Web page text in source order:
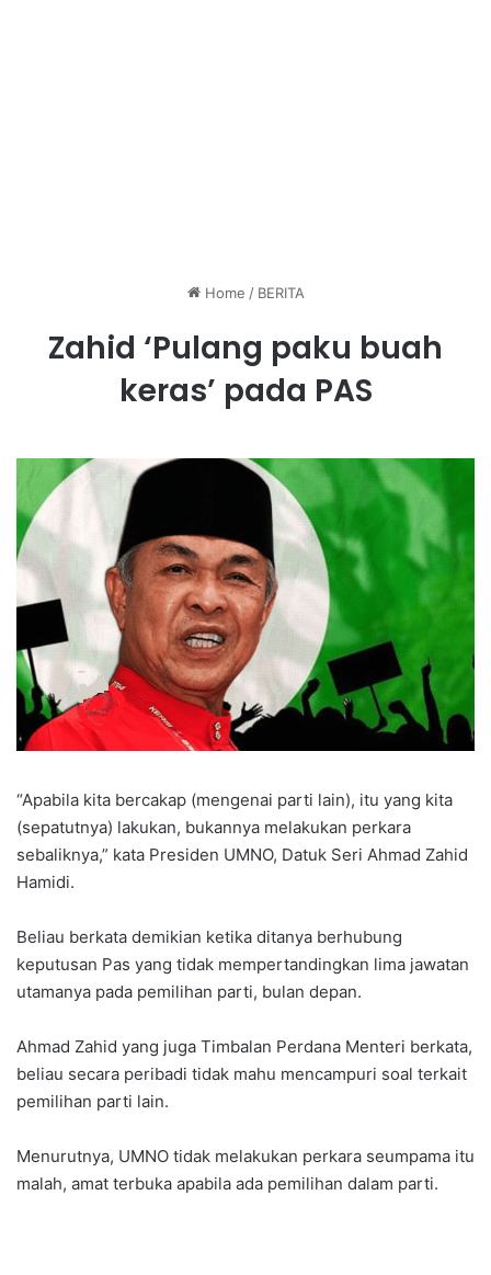
Home / BERITA
Zahid ‘Pulang paku buah
keras’ pada PAS
“Apabila kita bercakap (mengenai parti lain), itu yang kita
(sepatutnya) lakukan, bukannya melakukan perkara
sebaliknya,” kata Presiden UMNO, Datuk Seri Ahmad Zahid
Hamidi.
Beliau berkata demikian ketika ditanya berhubung
keputusan Pas yang tidak mempertandingkan lima jawatan
utamanya pada pemilihan parti, bulan depan.
Ahmad Zahid yang juga Timbalan Perdana Menteri berkata,
beliau secara peribadi tidak mahu mencampuri soal terkait
pemilihan parti lain.
Menurutnya, UMNO tidak melakukan perkara seumpama itu
malah, amat terbuka apabila ada pemilihan dalam parti.